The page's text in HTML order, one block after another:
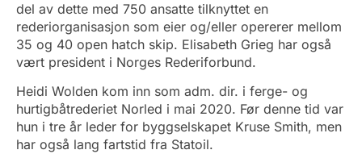
del av dette med 750 ansatte tilknyttet en
rederiorganisasjon som eier og/eller opererer mellom
35 og 40 open hatch skip. Elisabeth Grieg har også
vært president i Norges Rederiforbund.
Heidi Wolden kom inn som adm. dir. i ferge- og
hurtigbåtrederiet Norled i mai 2020. Før denne tid var
hun i tre år leder for byggselskapet Kruse Smith, men
har også lang fartstid fra Statoil.